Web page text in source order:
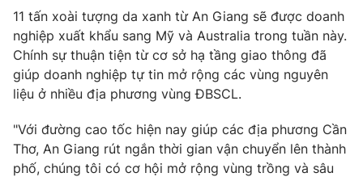
Chất lượng cuộc sống
Học trực tuyến
Công nghệ
Hitech Công nghệ tương lai
Sản phẩm
Tư vấn
Giao lưu trực tuyến
Chuyên mục khác
11 tấn xoài tượng da xanh từ An Giang sẽ được doanh
nghiệp xuất khẩu sang Mỹ và Australia trong tuần này.
Chính sự thuận tiện từ cơ sở hạ tầng giao thông đã
giúp doanh nghiệp tự tin mở rộng các vùng nguyên
liệu ở nhiều địa phương vùng ĐBSCL.
"Với đường cao tốc hiện nay giúp các địa phương Cần
Thơ, An Giang rút ngắn thời gian vận chuyển lên thành
phố, chúng tôi có cơ hội mở rộng vùng trồng và sâu